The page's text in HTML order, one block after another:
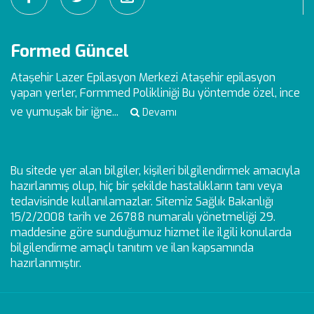
Formed Güncel
Ataşehir Lazer Epilasyon Merkezi Ataşehir epilasyon
yapan yerler, Formmed Polikliniği Bu yöntemde özel, ince
ve yumuşak bir iğne...
Devamı
Bu sitede yer alan bilgiler, kişileri bilgilendirmek amacıyla
hazırlanmış olup, hiç bir şekilde hastalıkların tanı veya
tedavisinde kullanılamazlar. Sitemiz Sağlık Bakanlığı
15/2/2008 tarih ve 26788 numaralı yönetmeliği 29.
maddesine göre sunduğumuz hizmet ile ilgili konularda
bilgilendirme amaçlı tanıtım ve ilan kapsamında
hazırlanmıştır.